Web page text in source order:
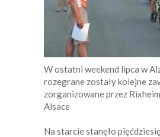
W ostatni weekend lipca w
rozegrane zostały kolejne
zorganizowane przez
Alsace
Na starcie stanęło